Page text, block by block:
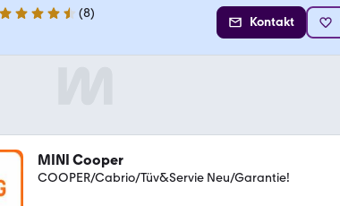
4.3 Sterne (8)
Kontakt
MINI Cooper
COOPER/Cabrio/Tüv&Servie Neu/Garantie!